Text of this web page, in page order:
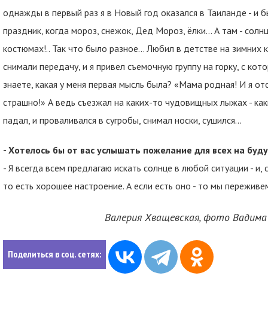
однажды в первый раз я в Новый год оказался в Таиланде - и
праздник, когда мороз, снежок, Дед Мороз, ёлки… А там -
костюмах!.. Так что было разное… Любил в детстве на зимних
снимали передачу, и я привел съемочную группу на горку, с
знаете, какая у меня первая мысль была? «Мама родная! И я
страшно!» А ведь съезжал на каких-то чудовищных лыжах -
падал, и проваливался в сугробы, снимал носки, сушился...
- Хотелось бы от вас услышать пожелание для всех на
- Я всегда всем предлагаю искать солнце в любой ситуации -
то есть хорошее настроение. А если есть оно - то мы
Валерия Хващевская, фото
Поделиться в соц. сетях: